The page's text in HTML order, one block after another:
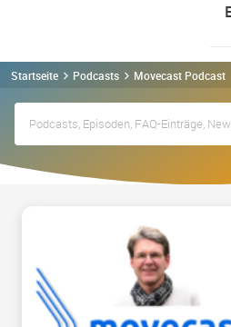
Startseite Podcasts Movecast Podcast